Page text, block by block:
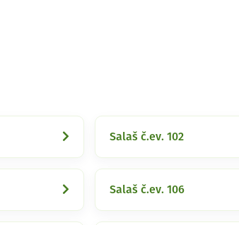
Salaš č.ev. 102
Salaš č.ev. 106